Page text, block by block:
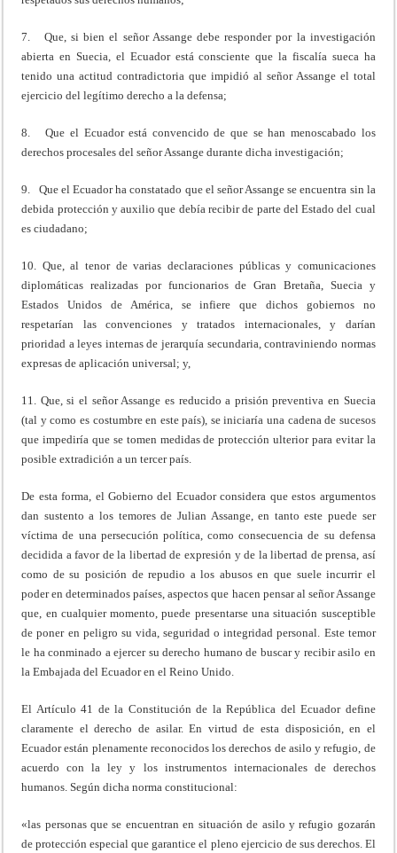
7. Que, si bien el señor Assange debe responder por la investigación
abierta en Suecia, el Ecuador está consciente que la fiscalía sueca ha
tenido una actitud contradictoria que impidió al señor Assange el total
ejercicio del legítimo derecho a la defensa;
8. Que el Ecuador está convencido de que se han menoscabado los
derechos procesales del señor Assange durante dicha investigación;
9. Que el Ecuador ha constatado que el señor Assange se encuentra sin la
debida protección y auxilio que debía recibir de parte del Estado del cual
es ciudadano;
10. Que, al tenor de varias declaraciones públicas y comunicaciones
diplomáticas realizadas por funcionarios de Gran Bretaña, Suecia y
Estados Unidos de América, se infiere que dichos gobiernos no
respetarían las convenciones y tratados internacionales, y darían
prioridad a leyes internas de jerarquía secundaria, contraviniendo normas
expresas de aplicación universal; y,
11. Que, si el señor Assange es reducido a prisión preventiva en Suecia
(tal y como es costumbre en este país), se iniciaría una cadena de sucesos
que impediría que se tomen medidas de protección ulterior para evitar la
posible extradición a un tercer país.
De esta forma, el Gobierno del Ecuador considera que estos argumentos
dan sustento a los temores de Julian Assange, en tanto este puede ser
víctima de una persecución política, como consecuencia de su defensa
decidida a favor de la libertad de expresión y de la libertad de prensa, así
como de su posición de repudio a los abusos en que suele incurrir el
poder en determinados países, aspectos que hacen pensar al señor Assange
que, en cualquier momento, puede presentarse una situación susceptible
de poner en peligro su vida, seguridad o integridad personal. Este temor
le ha conminado a ejercer su derecho humano de buscar y recibir asilo en
la Embajada del Ecuador en el Reino Unido.
El Artículo 41 de la Constitución de la República del Ecuador define
claramente el derecho de asilar. En virtud de esta disposición, en el
Ecuador están plenamente reconocidos los derechos de asilo y refugio, de
acuerdo con la ley y los instrumentos internacionales de derechos
humanos. Según dicha norma constitucional:
«las personas que se encuentran en situación de asilo y refugio gozarán
de protección especial que garantice el pleno ejercicio de sus derechos. El